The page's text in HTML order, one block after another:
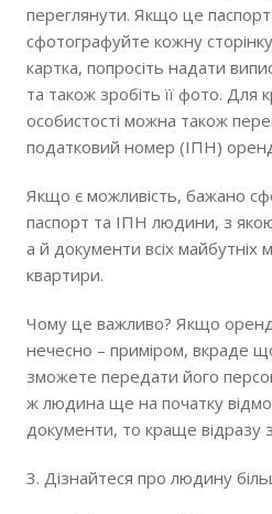
переглянути. Якщо це
сфотографуйте кожну
картка, попросіть надати
та також зробіть її фото. Для
особистості можна також
податковий номер (ІПН)
Якщо є можливість, бажано
паспорт та ІПН людини, з
а й документи всіх майбутніх
квартири.
Чому це важливо? Якщо
нечесно – приміром, вкраде
зможете передати його
ж людина ще на початку
документи, то краще відразу
3. Дізнайтеся про людину